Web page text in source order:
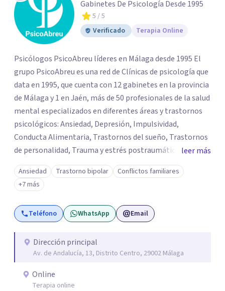
Gabinetes De Psicología Desde 1995
5 / 5
Verificado
Terapia Online
Psicólogos PsicoAbreu líderes en Málaga desde 1995 El
grupo PsicoAbreu es una red de Clínicas de psicología que
data en 1995, que cuenta con 12 gabinetes en la provincia
de Málaga y 1 en Jaén, más de 50 profesionales de la salud
mental especializados en diferentes áreas y trastornos
psicológicos: Ansiedad, Depresión, Impulsividad,
Conducta Alimentaria, Trastornos del sueño, Trastornos
de personalidad, Trauma y estrés postraumático,
Psicología Infantil y juvenil, Terapias de pareja, Servicio
de Psicología Jurídica, Psiquiatría, Neuropsicología, y
mucho más. PsicoAbreu cuenta con un equipo de
profesionales formados en una gran variedad de técnicas
y orientaciones psicológicas: Terapia Cognitivo
analítico funcional, Terapia de aceptación y compromiso,
Terapia sistémica, Mindfulness, etc.
leer más
Ansiedad Trastorno bipolar
Conflictos familiares
+7 más
Teléfono WhatsApp Email
Dirección principal
Av. de Andalucía, 13, Distrito Centro, 29002 Málaga
Online
Terapia online